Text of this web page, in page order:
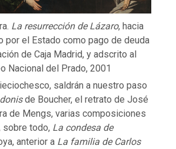
La resurrección de Lázaro, hacia
por el Estado como pago de deuda
de Caja Madrid, y adscrito al
Nacional del Prado, 2001
saldrán a nuestro paso
de Boucher, el retrato de José
de Mengs, varias composiciones
sobre todo, La condesa de
anterior a La familia de Carlos